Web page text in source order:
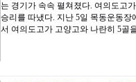
는 경기가 속속 펼쳐졌다. 여의도고
승리를 따냈다. 지난 5일 목동운동
서 여의도고가 고양고와 나란히 5골